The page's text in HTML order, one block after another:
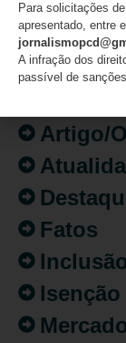
Artigo/
Fatos
Para solicitações
apresentado, entre
A infração dos
passível de